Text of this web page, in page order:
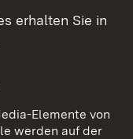
erhalten Sie in
Elemente von
werden auf der